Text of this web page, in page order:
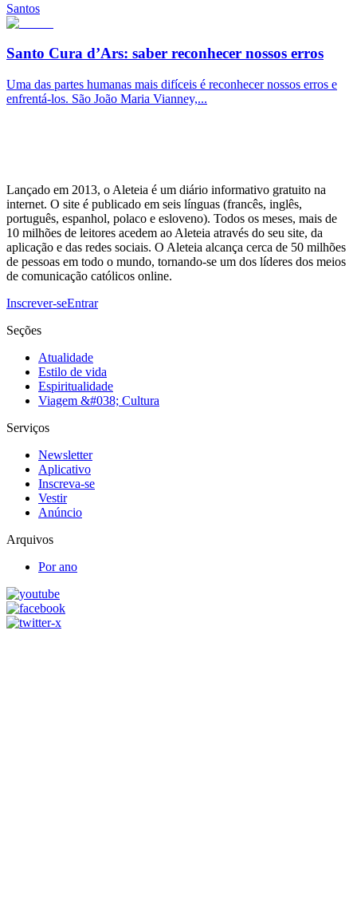
Santos
Santo Cura d’Ars: saber reconhecer nossos erros
Uma das partes humanas mais difíceis é reconhecer nossos erros e
enfrentá-los. São João Maria Vianney,...
Lançado em 2013, o Aleteia é um diário informativo gratuito na
internet. O site é publicado em seis línguas (francês, inglês,
português, espanhol, polaco e esloveno). Todos os meses, mais de
10 milhões de leitores acedem ao Aleteia através do seu site, da
aplicação e das redes sociais. O Aleteia alcança cerca de 50 milhões
de pessoas em todo o mundo, tornando-se um dos líderes dos meios
de comunicação católicos online.
Inscrever-seEntrar
Seções
Atualidade
Estilo de vida
Espiritualidade
Viagem &#038; Cultura
Serviços
Newsletter
Aplicativo
Inscreva-se
Vestir
Anúncio
Arquivos
Por ano